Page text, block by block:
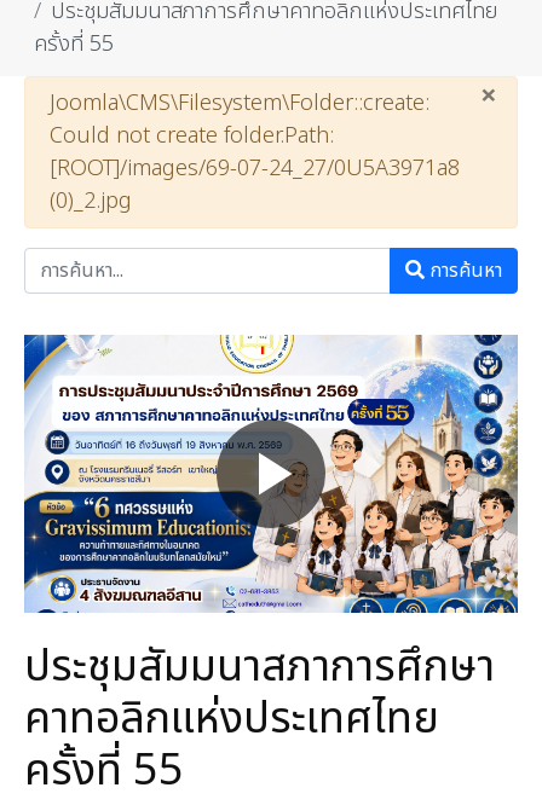
ประชุมสัมมนาสภาการศึกษาคาทอลิกแห่งประเทศไทย
ครั้งที่ 55
×
คำเตือน
Joomla\CMS\Filesystem\Folder::create:
Could not create folder.Path:
[ROOT]/images/69-07-24_27/0U5A3971a8
(0)_2.jpg
การค้นหา
ประชุมสัมมนาสภาการศึกษา
คาทอลิกแห่งประเทศไทย
ครั้งที่ 55